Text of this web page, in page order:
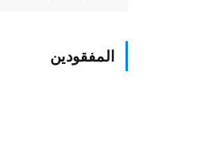
المفقودين